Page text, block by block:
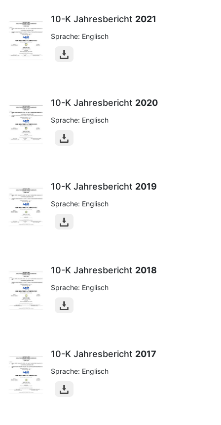
10-K Jahresbericht 2021
Sprache: Englisch
10-K Jahresbericht 2020
Sprache: Englisch
10-K Jahresbericht 2019
Sprache: Englisch
10-K Jahresbericht 2018
Sprache: Englisch
10-K Jahresbericht 2017
Sprache: Englisch